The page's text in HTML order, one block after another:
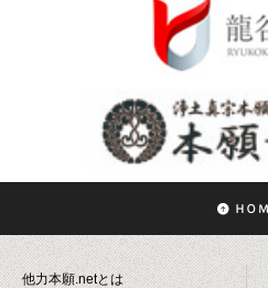
他力本願.netとは